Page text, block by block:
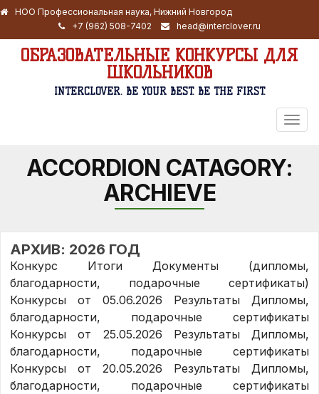
НОО Профессиональная наука, Нижний Новгород
+7 (962) 508-7402
head@interclover.ru
ОБРАЗОВАТЕЛЬНЫЕ КОНКУРСЫ ДЛЯ
ШКОЛЬНИКОВ
INTERCLOVER. BE YOUR BEST. BE THE FIRST.
ACCORDION CATAGORY:
ARCHIEVE
АРХИВ: 2026 ГОД
Конкурс Итоги Документы (дипломы,
благодарности, подарочные сертификаты)
Конкурсы от 05.06.2026 Результаты Дипломы,
благодарности, подарочные сертификаты
Конкурсы от 25.05.2026 Результаты Дипломы,
благодарности, подарочные сертификаты
Конкурсы от 20.05.2026 Результаты Дипломы,
благодарности, подарочные сертификаты